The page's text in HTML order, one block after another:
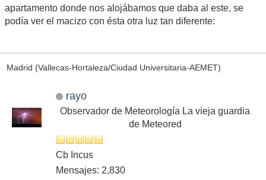
apartamento donde nos alojábamos que daba al este, se
podía ver el macizo con ésta otra luz tan diferente:
Madrid (Vallecas-Hortaleza/Ciudad Universitaria-AEMET)
rayo
Observador de Meteorología La vieja guardia
de Meteored
Cb Incus
Mensajes: 2,830